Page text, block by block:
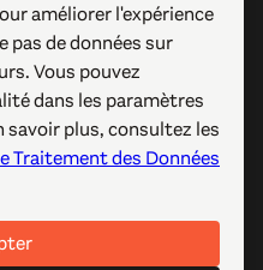
Portugal. Tous droits
améliorer l'expérience
pas de données sur
Vous pouvez
dans les paramètres
savoir plus, consultez les
des Données